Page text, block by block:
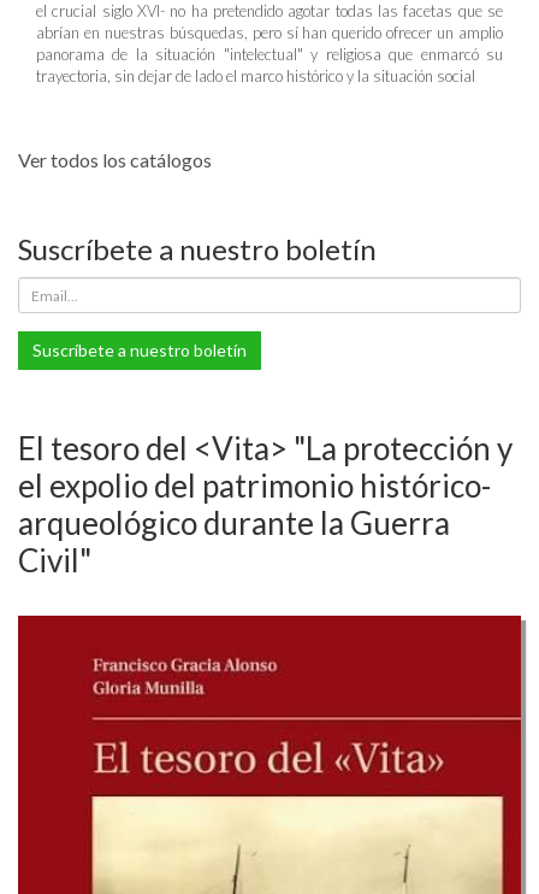
el crucial siglo XVI- no ha pretendido agotar todas las facetas que se
abrían en nuestras búsquedas, pero sí han querido ofrecer un amplio
panorama de la situación "intelectual" y religiosa que enmarcó su
trayectoria, sin dejar de lado el marco histórico y la situación social
Ver todos los catálogos
Suscríbete a nuestro boletín
Suscríbete a nuestro boletín
El tesoro del <Vita> "La protección y
el expolio del patrimonio histórico-
arqueológico durante la Guerra
Civil"